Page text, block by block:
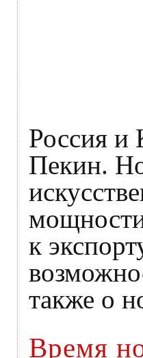
Россия и
Пекин.
к
также о
Время